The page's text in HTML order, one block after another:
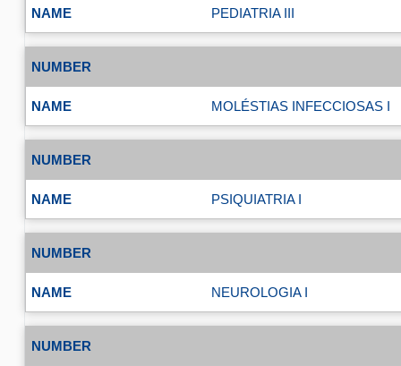
PEDIATRIA III
MOLÉSTIAS INFECCIOSAS I
PSIQUIATRIA I
NEUROLOGIA I